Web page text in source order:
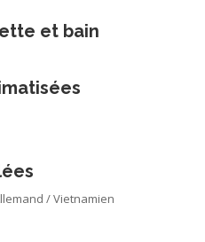
et bain
/ Vietnamien